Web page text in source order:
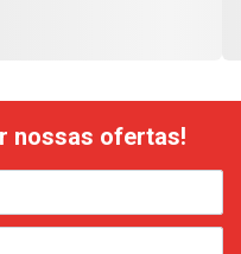
nossas ofertas!